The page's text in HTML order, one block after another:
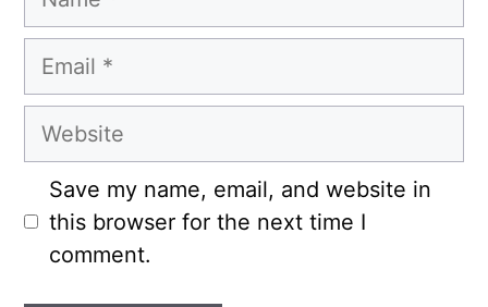
Email
Website
Save my name, email, and website in
this browser for the next time I
comment.